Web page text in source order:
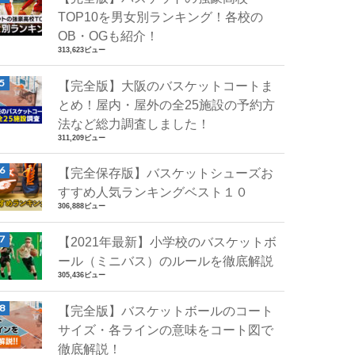
TOP10を男女別ランキング！各校の
OB・OGも紹介！
313,623ビュー
【完全版】大阪のバスケットコートま
とめ！屋内・屋外の全25施設の予約方
法など総力調査しました！
311,209ビュー
【完全保存版】バスケットシューズお
すすめ人気ランキングベスト１０
306,888ビュー
【2021年最新】小学校のバスケットボ
ール（ミニバス）のルールを徹底解説
305,436ビュー
【完全版】バスケットボールのコート
サイズ・各ラインの意味をコート図で
徹底解説！